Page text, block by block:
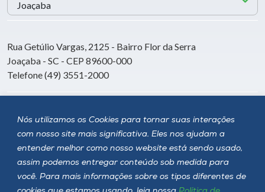
Nós utilizamos os Cookies para tornar suas interações
com nosso site mais significativa. Eles nos ajudam a
entender melhor como nosso website está sendo usado,
assim podemos entregar conteúdo sob medida para
você. Para mais informações sobre os tipos diferentes de
Rua Getúlio Vargas, 2125 - Bairro Flor da Serra
Joaçaba - SC - CEP 89600-000
Telefone (49) 3551-2000
Siga a Unoesc